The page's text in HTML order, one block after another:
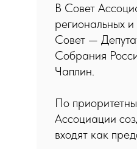
В Совет
региональных
Совет —
Собрания
Чаплин.
По
Ассоциации
входят как